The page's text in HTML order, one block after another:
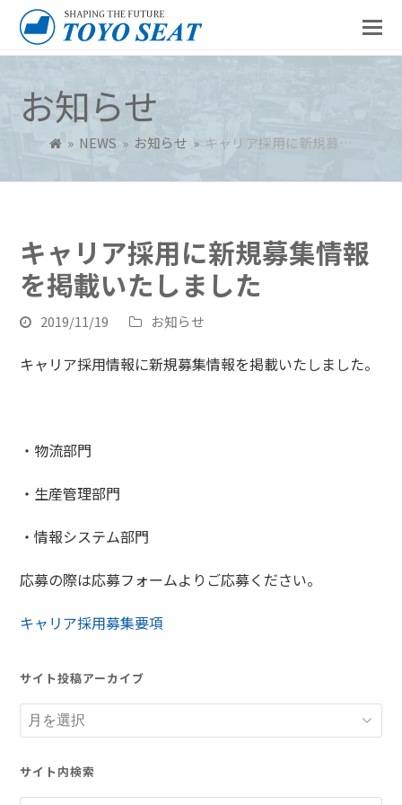
お知らせ
» NEWS » お知らせ » キャリア採用に新規募…
キャリア採用に新規募集情報
を掲載いたしました
2019/11/19 お知らせ
キャリア採用情報に新規募集情報を掲載いたしました。
・物流部門
・生産管理部門
・情報システム部門
応募の際は応募フォームよりご応募ください。
キャリア採用募集要項
サイト投稿アーカイブ
サ
イ
ト
投
サイト内検索